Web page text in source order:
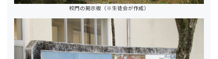
校門の掲示板（※生徒会が作成）